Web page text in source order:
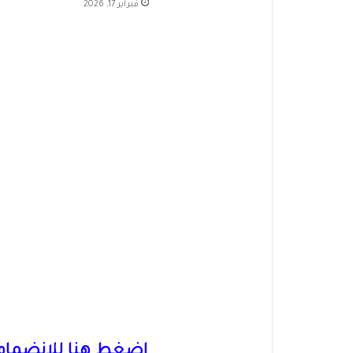
فبراير 17, 2026